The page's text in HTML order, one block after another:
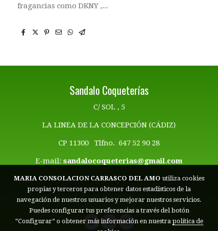
fragancias como DKNY ,...
Sandalo Coqueterías
C/ SOL , 5
LA LINEA DE LA CONCEPCIÓN (CÁDIZ)
CP 11300 Tlfno. 647 52 90 28
E-mail: sandalocoqueterias@gmail.com
Términos y Condiciones | Aviso Legal |Politica
de Privacidad
MARIA CONSOLACION CARRASCO DEL AMO utiliza cookies
propias y terceros para obtener datos estadísticos de la
navegación de nuestros usuarios y mejorar nuestros servicios.
Puedes configurar tus preferencias a través del botón
“Configurar” o obtener más información en nuestra política de